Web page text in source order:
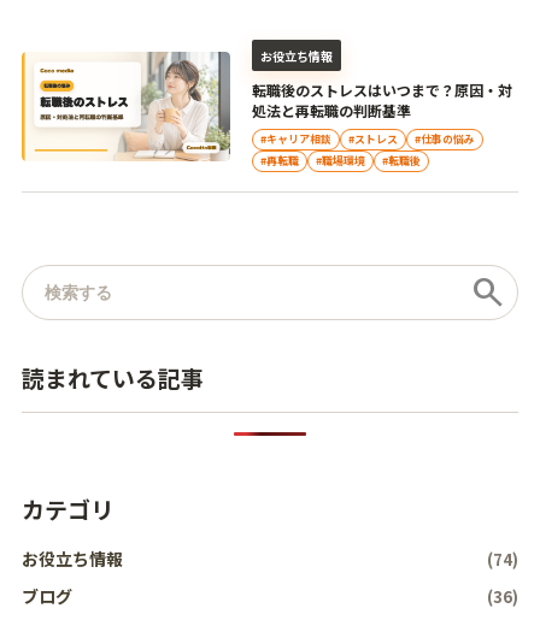
転職後のストレスはいつまで？原因・対
処法と再転職の判断基準
お役立ち情報
#キャリア相談 #ストレス
#仕事の悩み
#再転職
#職場環境 #転職後
記事を検索 search
読まれている記事
カテゴリ
お役立ち情報 (74)
ブログ (36)